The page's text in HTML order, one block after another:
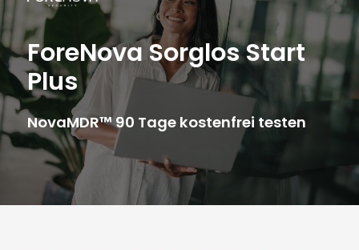
ForeNova Sorglos Start
Plus
NovaMDR™ 90 Tage kostenfrei testen